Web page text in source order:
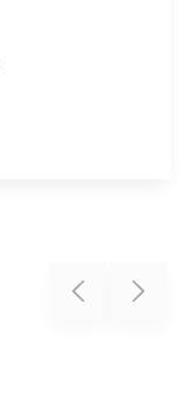
Previous Next